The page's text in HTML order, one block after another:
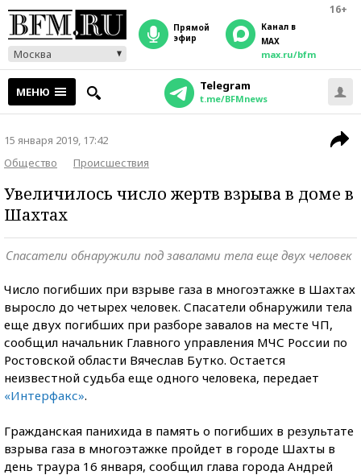
16+
Москва
прямой
эфир
Канал в
MAX
max.ru/bfm
МЕНЮ Telegram
t.me/BFMnews
15 января 2019, 17:42
Общество
Происшествия
Увеличилось число жертв взрыва в доме в
Шахтах
Спасатели обнаружили под завалами тела еще двух человек
Число погибших при взрыве газа в многоэтажке в Шахтах
выросло до четырех человек. Спасатели обнаружили тела
еще двух погибших при разборе завалов на месте ЧП,
сообщил начальник Главного управления МЧС России по
Ростовской области Вячеслав Бутко. Остается
неизвестной судьба еще одного человека, передает
«Интерфакс».
Гражданская панихида в память о погибших в результате
взрыва газа в многоэтажке пройдет в городе Шахты в
день траура 16 января, сообщил глава города Андрей